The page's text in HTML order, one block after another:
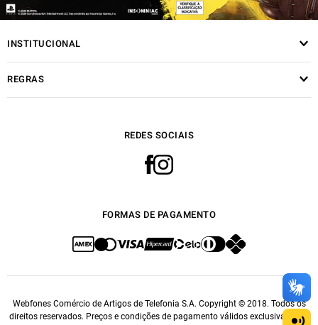
INSTITUCIONAL
REGRAS
REDES SOCIAIS
FORMAS DE PAGAMENTO
Webfones Comércio de Artigos de Telefonia S.A. Copyright © 2018. Todos os
direitos reservados. Preços e condições de pagamento válidos exclusivamente